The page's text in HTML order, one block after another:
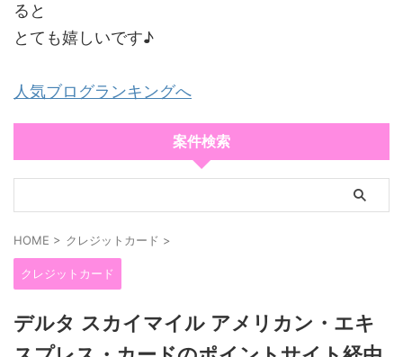
ると
とても嬉しいです♪
人気ブログランキングへ
案件検索
HOME > クレジットカード >
クレジットカード
デルタ スカイマイル アメリカン・エキ